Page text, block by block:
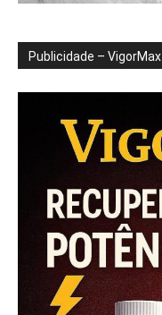
Publicidade – VigorMax